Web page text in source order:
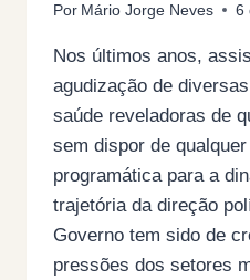
Por Mário Jorge Neves 6
Nos últimos anos,
agudização de
saúde reveladoras de
sem dispor de
programática para a
trajetória da direção
Governo tem sido de
pressões dos setores